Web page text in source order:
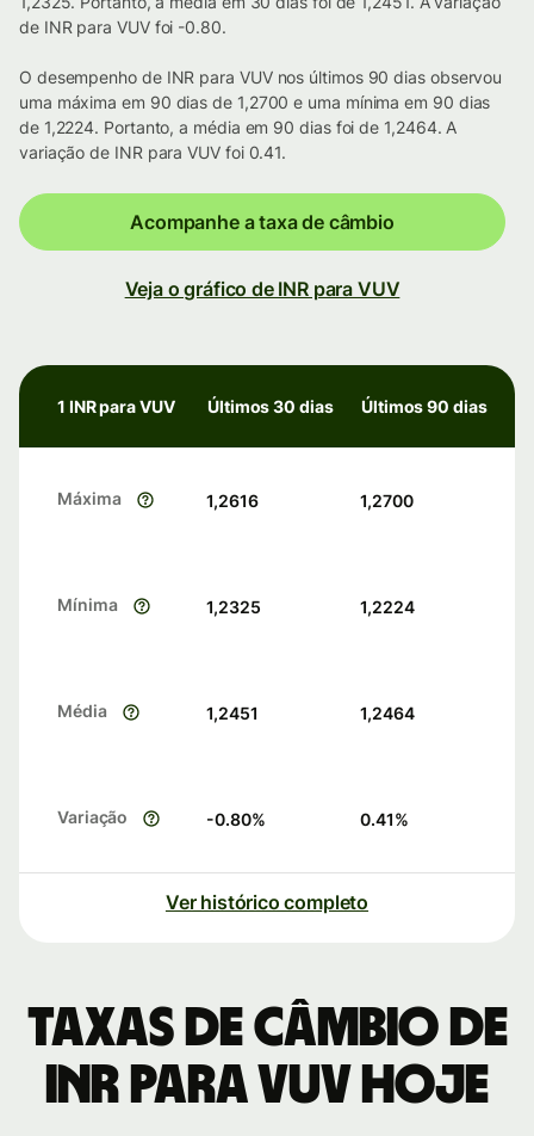
de INR para VUV foi -0.80.
O desempenho de INR para VUV nos últimos 90 dias observou
uma máxima em 90 dias de 1,2700 e uma mínima em 90 dias
de 1,2224. Portanto, a média em 90 dias foi de 1,2464. A
variação de INR para VUV foi 0.41.
Acompanhe a taxa de câmbio
Veja o gráfico de INR para VUV
1 INR para VUV Últimos 30 dias Últimos 90 dias
Máxima 1,2616 1,2700
Mínima 1,2325 1,2224
Média 1,2451 1,2464
Variação -0.80% 0.41%
Ver histórico completo
Taxas de câmbio de
INR para VUV hoje